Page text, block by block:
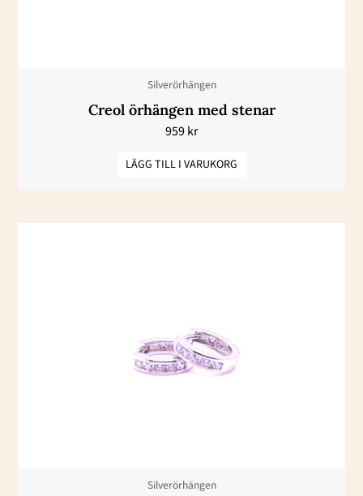
Silverörhängen
Creol örhängen med stenar
959kr
LÄGG TILL I VARUKORG
Silverörhängen